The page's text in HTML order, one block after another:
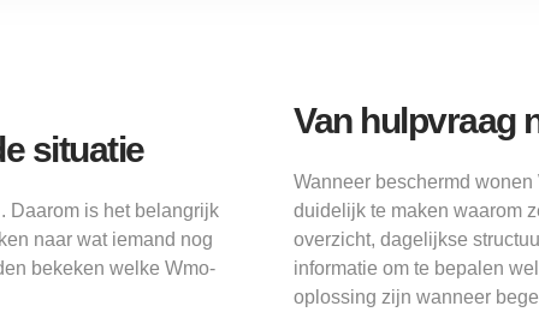
situatie
Daarom is het belangrijk
naar wat iemand nog
bekeken welke Wmo-
Van hulpvraag
Wanneer beschermd
duidelijk te maken waarom
overzicht, dagelijkse
informatie om te bepalen
oplossing zijn wanneer